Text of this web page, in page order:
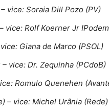
vice: Soraia Dill Pozo (PV)
vice: Rolf Koerner Jr
Giana de Marco (PSOL)
vice: Dr. Zequinha (PCdoB)
Romulo Quenehen
– vice: Michel Urânia (Rede)